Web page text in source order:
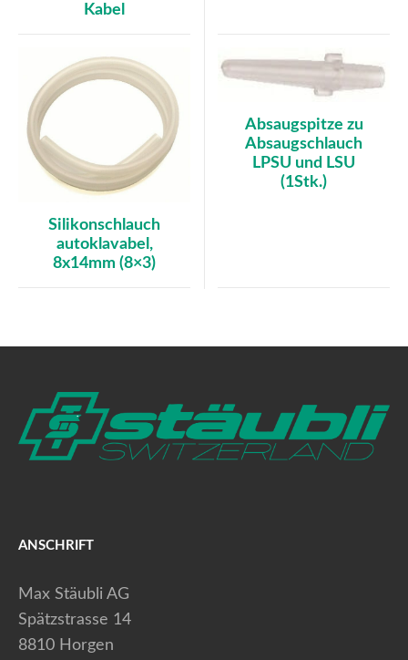
Kabel
Silikonschlauch
autoklavabel,
8x14mm (8×3)
Absaugspitze zu
Absaugschlauch
LPSU und LSU
(1Stk.)
ANSCHRIFT
Max Stäubli AG
Spätzstrasse 14
8810 Horgen